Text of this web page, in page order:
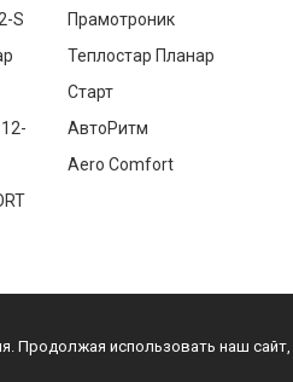
S
Прамотроник
Теплостар Планар
Старт
АвтоРитм
Aero Comfort
Продолжая использовать наш